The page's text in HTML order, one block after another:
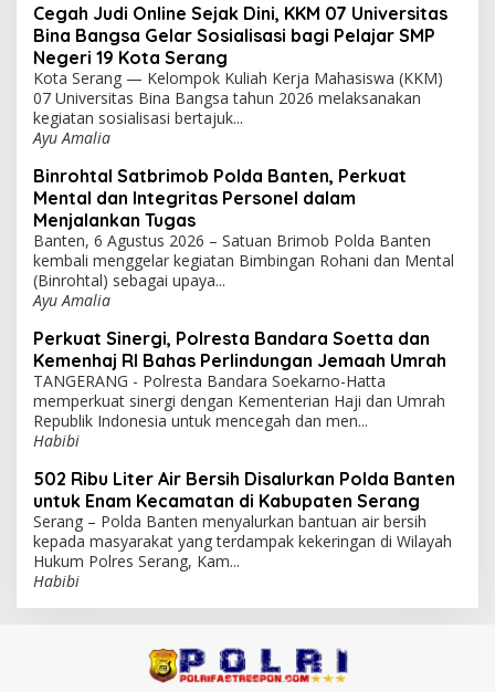
Cegah Judi Online Sejak Dini, KKM 07 Universitas
Bina Bangsa Gelar Sosialisasi bagi Pelajar SMP
Negeri 19 Kota Serang
Kota Serang — Kelompok Kuliah Kerja Mahasiswa (KKM)
07 Universitas Bina Bangsa tahun 2026 melaksanakan
kegiatan sosialisasi bertajuk...
Ayu Amalia
Binrohtal Satbrimob Polda Banten, Perkuat
Mental dan Integritas Personel dalam
Menjalankan Tugas
Banten, 6 Agustus 2026 – Satuan Brimob Polda Banten
kembali menggelar kegiatan Bimbingan Rohani dan Mental
(Binrohtal) sebagai upaya...
Ayu Amalia
Perkuat Sinergi, Polresta Bandara Soetta dan
Kemenhaj RI Bahas Perlindungan Jemaah Umrah
TANGERANG - Polresta Bandara Soekarno-Hatta
memperkuat sinergi dengan Kementerian Haji dan Umrah
Republik Indonesia untuk mencegah dan men...
Habibi
502 Ribu Liter Air Bersih Disalurkan Polda Banten
untuk Enam Kecamatan di Kabupaten Serang
Serang – Polda Banten menyalurkan bantuan air bersih
kepada masyarakat yang terdampak kekeringan di Wilayah
Hukum Polres Serang, Kam...
Habibi